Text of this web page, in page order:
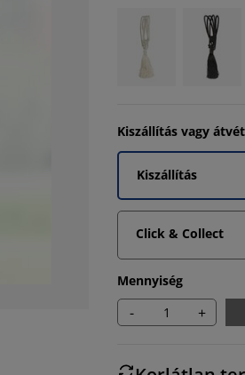
Kiszállítás vagy
Kiszállítás
Click & Collect
Mennyiség
- +